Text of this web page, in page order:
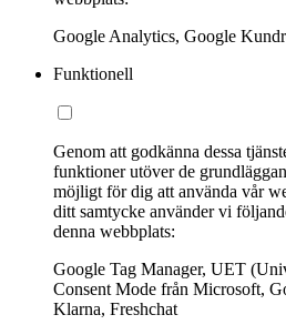
Google Analytics, Google
Funktionell
Genom att godkänna dessa
funktioner utöver de
möjligt för dig att använda vår
ditt samtycke använder vi
denna webbplats:
Google Tag Manager, UET
Consent Mode från Microsoft,
Klarna, Freshchat